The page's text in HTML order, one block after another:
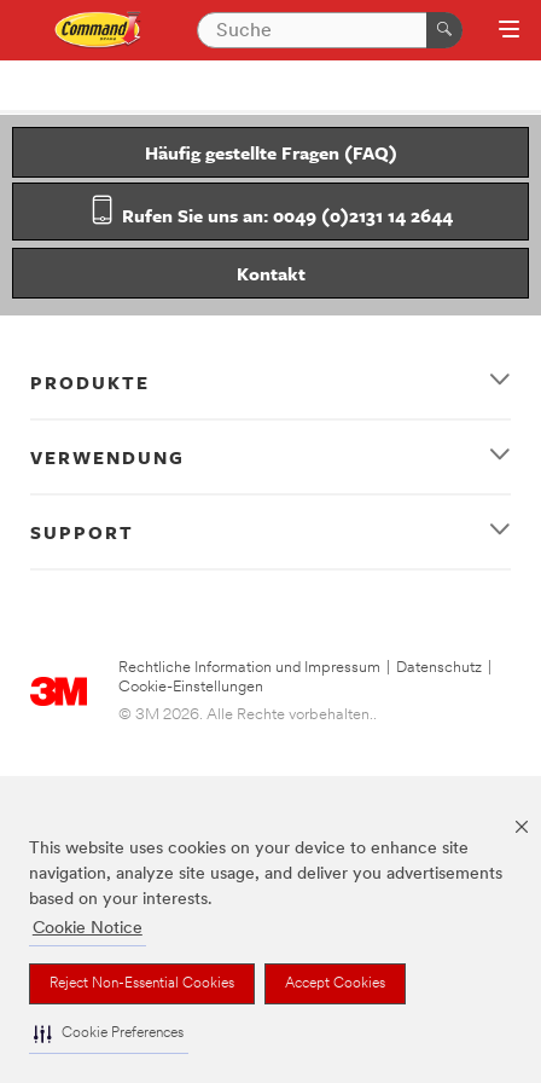
This website uses cookies on your device to enhance site
navigation, analyze site usage, and deliver you advertisements
based on your interests.
Cookie Notice
Reject Non-Essential Cookies Accept Cookies
Cookie Preferences
Häufig gestellte Fragen (FAQ)
Rufen Sie uns an: 0049 (0)2131 14 2644
Kontakt
PRODUKTE
VERWENDUNG
SUPPORT
Rechtliche Information und Impressum Datenschutz
Cookie-Einstellungen
© 3M 2026. Alle Rechte vorbehalten..
die Marke Command™ ist eine Marke von 3M.